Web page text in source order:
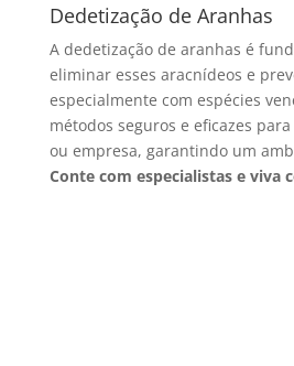
Dedetização de Aranhas
A dedetização de aranhas é
eliminar esses aracnídeos e
especialmente com espécies
métodos seguros e eficazes
ou empresa, garantindo um
Conte com especialistas e viva